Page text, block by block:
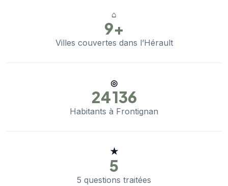
⌂
9+
Villes couvertes dans l’Hérault
◎
24 136
Habitants à Frontignan
★
5
5 questions traitées